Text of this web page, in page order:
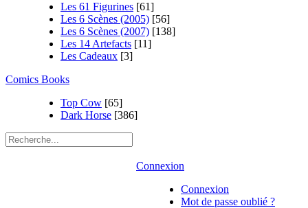
Les 61 Figurines [61]
Les 6 Scènes (2005) [56]
Les 6 Scènes (2007) [138]
Les 14 Artefacts [11]
Les Cadeaux [3]
Comics Books
Top Cow [65]
Dark Horse [386]
Connexion
Connexion
Mot de passe oublié ?